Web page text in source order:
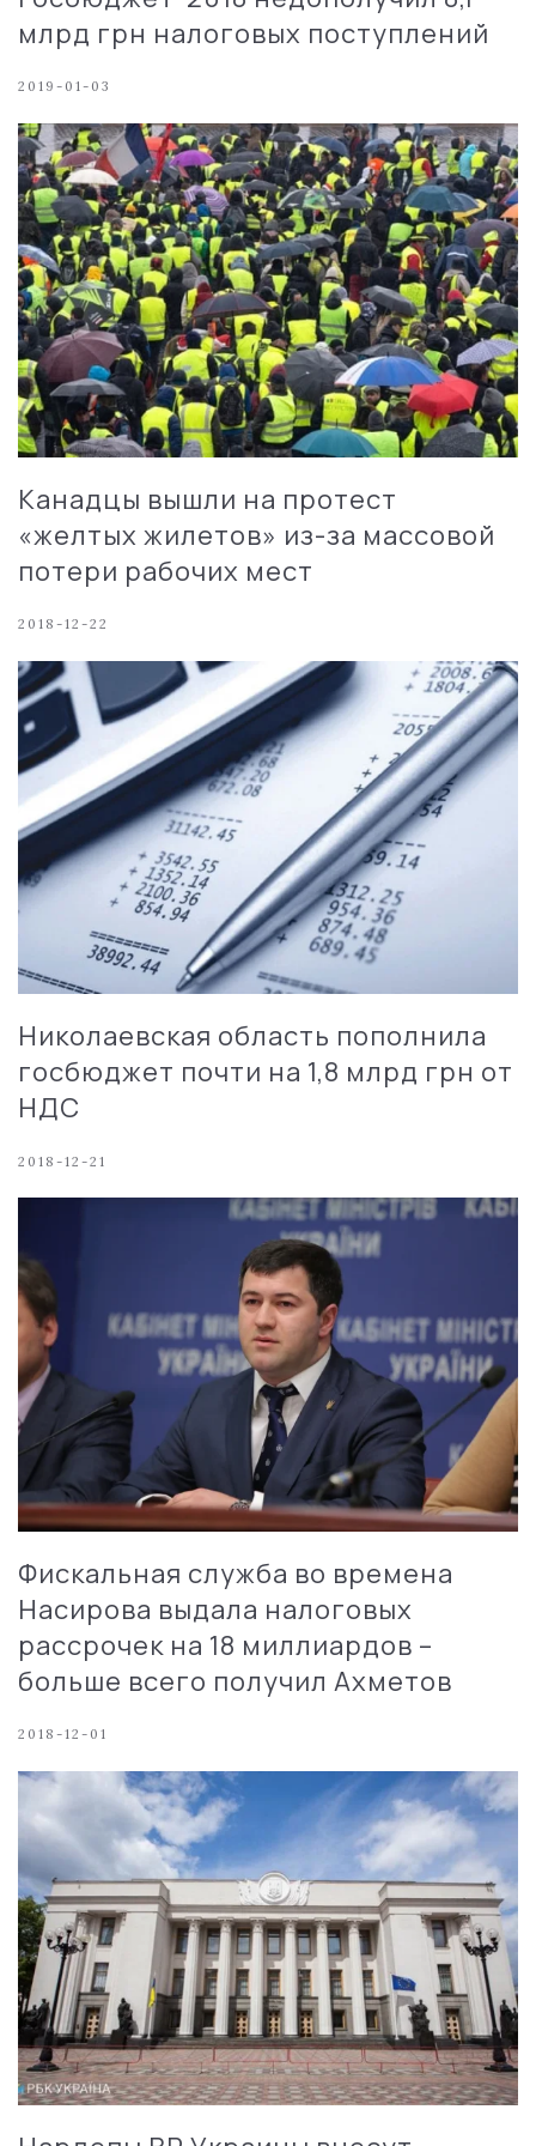
млрд грн налоговых поступлений
2019-01-03
Канадцы вышли на протест
«желтых жилетов» из-за массовой
потери рабочих мест
2018-12-22
Николаевская область пополнила
госбюджет почти на 1,8 млрд грн от
НДС
2018-12-21
Фискальная служба во времена
Насирова выдала налоговых
рассрочек на 18 миллиардов –
больше всего получил Ахметов
2018-12-01